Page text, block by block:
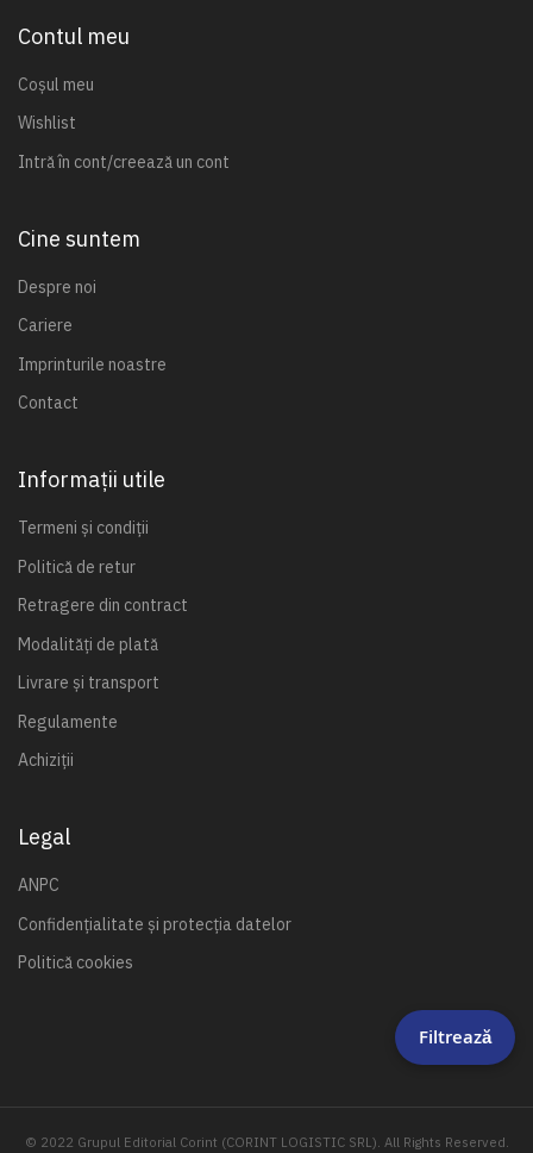
Contul meu
Coșul meu
Wishlist
Intră în cont/creează un cont
Cine suntem
Despre noi
Cariere
Imprinturile noastre
Contact
Informații utile
Termeni și condiții
Politică de retur
Retragere din contract
Modalități de plată
Livrare și transport
Regulamente
Achiziții
Legal
ANPC
Confidențialitate și protecția datelor
Politică cookies
© 2022 Grupul Editorial Corint (CORINT LOGISTIC SRL). All Rights Reserved.
Filtrează